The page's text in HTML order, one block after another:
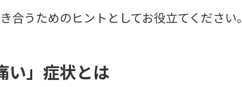
合うためのヒントとしてお役立てください。
い」症状とは